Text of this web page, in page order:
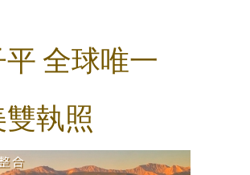
全球唯一
執照